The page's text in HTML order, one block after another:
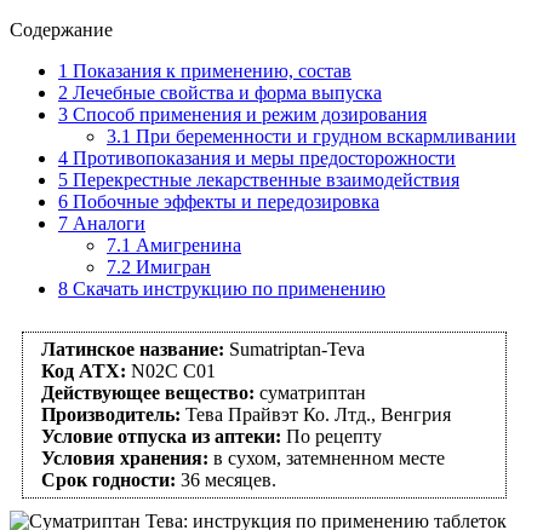
Содержание
1 Показания к применению, состав
2 Лечебные свойства и форма выпуска
3 Способ применения и режим дозирования
3.1 При беременности и грудном вскармливании
4 Противопоказания и меры предосторожности
5 Перекрестные лекарственные взаимодействия
6 Побочные эффекты и передозировка
7 Аналоги
7.1 Амигренина
7.2 Имигран
8 Скачать инструкцию по применению
Латинское название: Sumatriptan-Teva
Код АТХ: N02С С01
Действующее вещество: суматриптан
Производитель: Тева Прайвэт Ко. Лтд., Венгрия
Условие отпуска из аптеки: По рецепту
Условия хранения: в сухом, затемненном месте
Срок годности: 36 месяцев.